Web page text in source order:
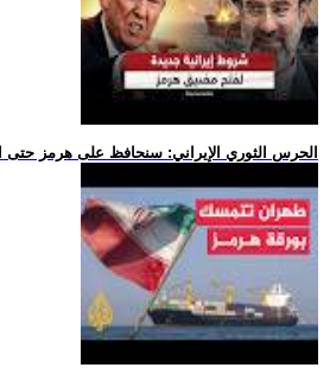
.. الحرس الثوري الإيراني: سنحافظ على هرمز حتى